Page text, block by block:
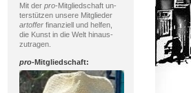
Mit der pro-Mitgliedschaft un-
terstützen unsere Mitglieder
artofferfinanziell und helfen,
die Kunst in die Welt hinaus-
zutragen.
pro-Mitgliedschaft: